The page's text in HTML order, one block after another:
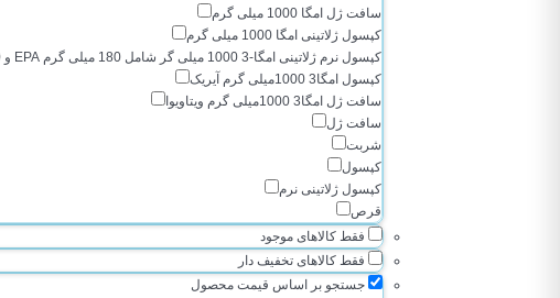
سافت ژل امگا 1000 میلی گرم
کپسول ژلاتینی امگا 1000 میلی گرم
کپسول نرم ژلاتینی امگا-3 1000 میلی گر شامل 180 میلی گرم EPA و 120 میلی گرم DHA
کپسول امگا3 1000میلی گرم آیریک
سافت ژل امگا3 1000میلی گرم ویتاویوا
سافت ژل
شربت
کپسول
کپسول ژلاتینی نرم
قرص
فقط کالاهای موجود
فقط کالاهای تخفیف دار
جستجو بر اساس قیمت محصول